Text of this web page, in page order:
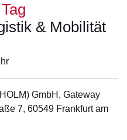
& Mobilität
GmbH, Gateway
7, 60549 Frankfurt am